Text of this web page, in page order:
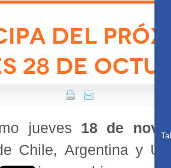
DEL
28 DE
jueves 18 de
Chile, Argentina y